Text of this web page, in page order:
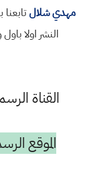
مهدي شلال
النشر اولا
القناة
الموقع